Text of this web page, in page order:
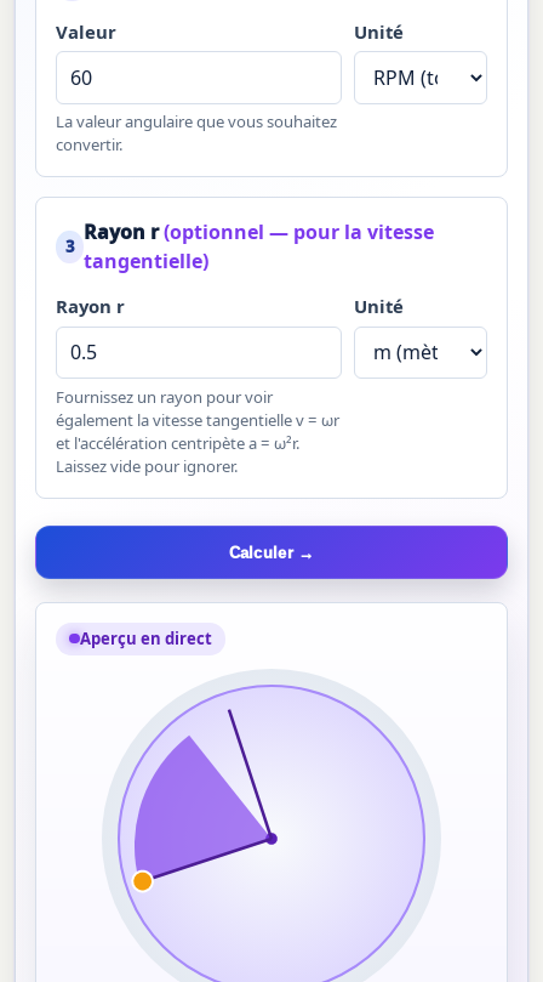
Valeur
La valeur angulaire que vous souhaitez
convertir.
Unité
3
Rayon r(optionnel — pour la vitesse
tangentielle)
Rayon r
Fournissez un rayon pour voir
également la vitesse tangentielle v = ωr
et l'accélération centripète a = ω²r.
Laissez vide pour ignorer.
Unité
Calculer →
Aperçu en direct